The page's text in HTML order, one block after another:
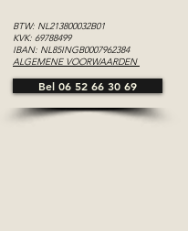
BTW: NL213800032B01
KVK: 69788499
IBAN: NL85INGB0007962384
ALGEMENE VOORWAARDEN
Bel 06 52 66 30 69